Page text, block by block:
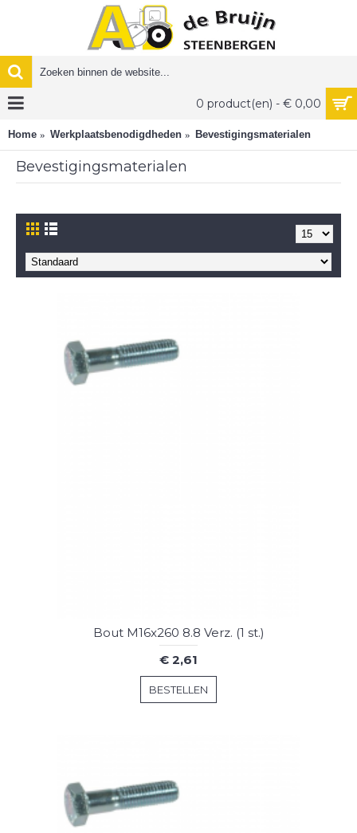
0 product(en) - € 0,00
Home Werkplaatsbenodigdheden Bevestigingsmaterialen
Bevestigingsmaterialen
Bout M16x260 8.8 Verz. (1 st.)
€ 2,61
BESTELLEN